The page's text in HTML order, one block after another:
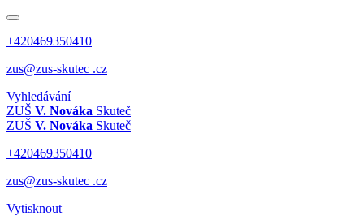
+420469350410
zus@zus-skutec .cz
Vyhledávání
ZUŠ V. Nováka Skuteč
ZUŠ V. Nováka Skuteč
+420469350410
zus@zus-skutec .cz
Vytisknout